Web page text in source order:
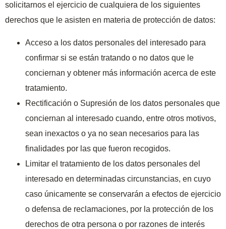
solicitarnos el ejercicio de cualquiera de los siguientes
derechos que le asisten en materia de protección de datos:
Acceso a los datos personales del interesado para
confirmar si se están tratando o no datos que le
conciernan y obtener más información acerca de este
tratamiento.
Rectificación o Supresión de los datos personales que
conciernan al interesado cuando, entre otros motivos,
sean inexactos o ya no sean necesarios para las
finalidades por las que fueron recogidos.
Limitar el tratamiento de los datos personales del
interesado en determinadas circunstancias, en cuyo
caso únicamente se conservarán a efectos de ejercicio
o defensa de reclamaciones, por la protección de los
derechos de otra persona o por razones de interés